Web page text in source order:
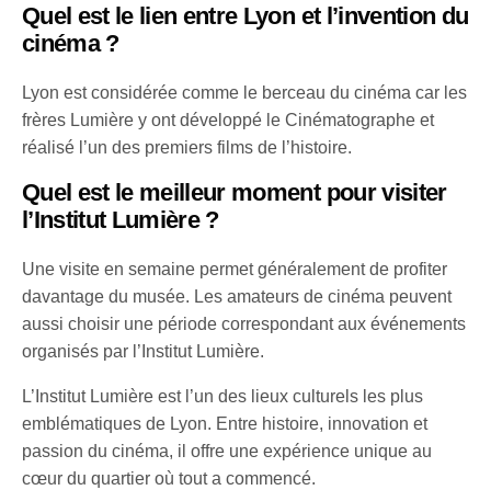
Quel est le lien entre Lyon et l’invention du
cinéma ?
Lyon est considérée comme le berceau du cinéma car les
frères Lumière y ont développé le Cinématographe et
réalisé l’un des premiers films de l’histoire.
Quel est le meilleur moment pour visiter
l’Institut Lumière ?
Une visite en semaine permet généralement de profiter
davantage du musée. Les amateurs de cinéma peuvent
aussi choisir une période correspondant aux événements
organisés par l’Institut Lumière.
L’Institut Lumière est l’un des lieux culturels les plus
emblématiques de Lyon. Entre histoire, innovation et
passion du cinéma, il offre une expérience unique au
cœur du quartier où tout a commencé.